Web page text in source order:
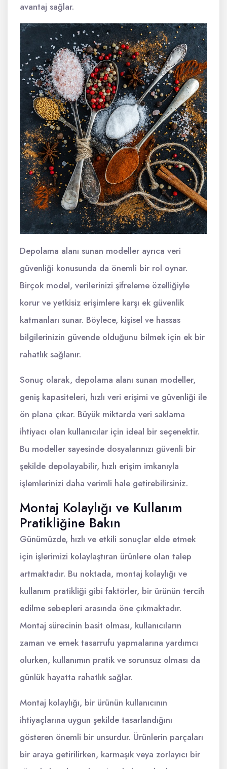
avantaj sağlar.
Depolama alanı sunan modeller ayrıca veri
güvenliği konusunda da önemli bir rol oynar.
Birçok model, verilerinizi şifreleme özelliğiyle
korur ve yetkisiz erişimlere karşı ek güvenlik
katmanları sunar. Böylece, kişisel ve hassas
bilgilerinizin güvende olduğunu bilmek için ek bir
rahatlık sağlanır.
Sonuç olarak, depolama alanı sunan modeller,
geniş kapasiteleri, hızlı veri erişimi ve güvenliği ile
ön plana çıkar. Büyük miktarda veri saklama
ihtiyacı olan kullanıcılar için ideal bir seçenektir.
Bu modeller sayesinde dosyalarınızı güvenli bir
şekilde depolayabilir, hızlı erişim imkanıyla
işlemlerinizi daha verimli hale getirebilirsiniz.
Montaj Kolaylığı ve Kullanım
Pratikliğine Bakın
Günümüzde, hızlı ve etkili sonuçlar elde etmek
için işlerimizi kolaylaştıran ürünlere olan talep
artmaktadır. Bu noktada, montaj kolaylığı ve
kullanım pratikliği gibi faktörler, bir ürünün tercih
edilme sebepleri arasında öne çıkmaktadır.
Montaj sürecinin basit olması, kullanıcıların
zaman ve emek tasarrufu yapmalarına yardımcı
olurken, kullanımın pratik ve sorunsuz olması da
günlük hayatta rahatlık sağlar.
Montaj kolaylığı, bir ürünün kullanıcının
ihtiyaçlarına uygun şekilde tasarlandığını
gösteren önemli bir unsurdur. Ürünlerin parçaları
bir araya getirilirken, karmaşık veya zorlayıcı bir